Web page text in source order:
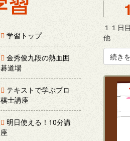
学習トップ
金秀俊九段の熱血囲
碁道場
テキストで学ぶプロ
棋士講座
明日使える！10分講
座
１１日
他
続き